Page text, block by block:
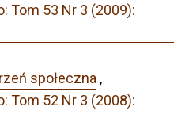
Tom 53 Nr 3 (2009):
społeczna ,
Tom 52 Nr 3 (2008):